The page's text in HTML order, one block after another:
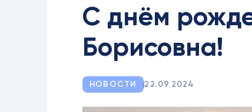
С днём
Борисовна!
НОВОСТИ 22.09.2024